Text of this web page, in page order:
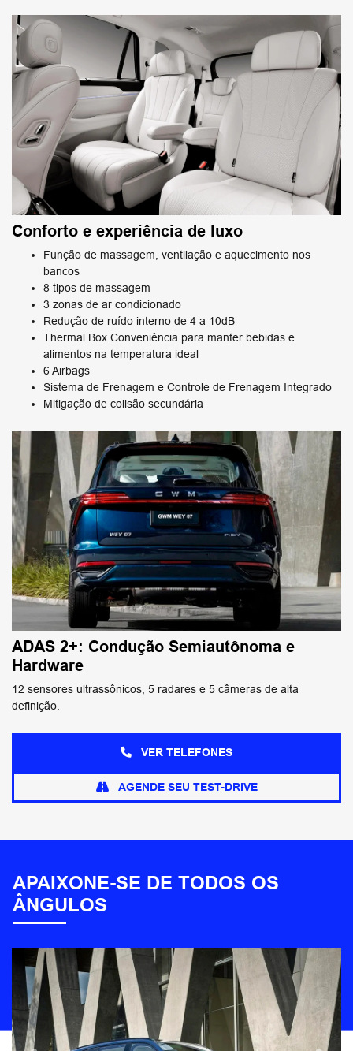
Conforto e experiência de luxo
Função de massagem, ventilação e aquecimento nos
bancos
8 tipos de massagem
3 zonas de ar condicionado
Redução de ruído interno de 4 a 10dB
Thermal Box Conveniência para manter bebidas e
alimentos na temperatura ideal
6 Airbags
Sistema de Frenagem e Controle de Frenagem Integrado
Mitigação de colisão secundária
ADAS 2+: Condução Semiautônoma e
Hardware
12 sensores ultrassônicos, 5 radares e 5 câmeras de alta
definição.
VER TELEFONES
AGENDE SEU TEST-DRIVE
APAIXONE-SE DE TODOS OS
ÂNGULOS